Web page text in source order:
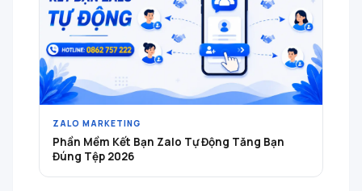
ZALO MARKETING
Phần Mềm Kết Bạn Zalo Tự Động Tăng Bạn
Đúng Tệp 2026